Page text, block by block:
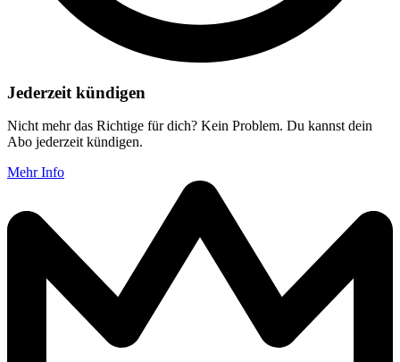
Jederzeit kündigen
Nicht mehr das Richtige für dich? Kein Problem. Du kannst dein
Abo jederzeit kündigen.
Mehr Info